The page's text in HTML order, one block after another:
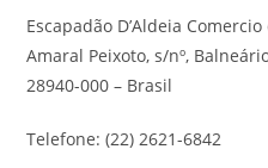
Escapadão D’Aldeia
Amaral Peixoto, s/nº,
28940-000 – Brasil
Telefone: (22) 2621-6842